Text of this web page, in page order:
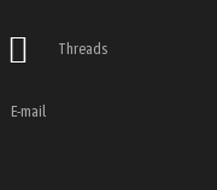
Threads
E-mail